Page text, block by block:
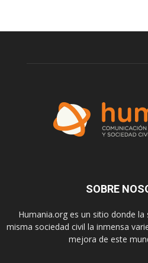
SOBRE
Humania.org es un sitio donde
misma sociedad civil la inmensa
mejora de este